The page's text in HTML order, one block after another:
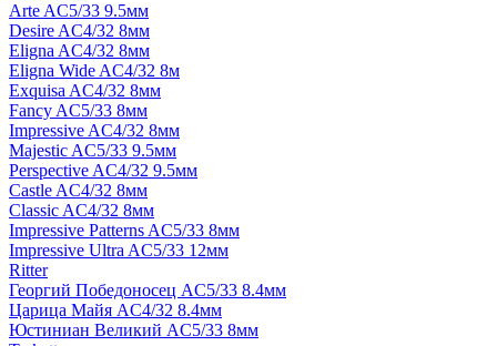
Arte AC5/33 9.5мм
Desire AC4/32 8мм
Eligna AC4/32 8мм
Eligna Wide AC4/32 8м
Exquisa AC4/32 8мм
Fancy AC5/33 8мм
Impressive AC4/32 8мм
Majestic AC5/33 9.5мм
Perspective AC4/32 9.5мм
Castle AC4/32 8мм
Classic AC4/32 8мм
Impressive Patterns AC5/33 8мм
Impressive Ultra AC5/33 12мм
Ritter
Георгий Победоносец AC5/33 8.4мм
Царица Майя AC4/32 8.4мм
Юстиниан Великий AC5/33 8мм